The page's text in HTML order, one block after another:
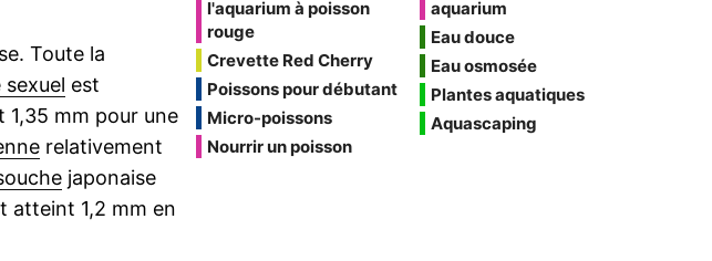
Toute la
est
1,35 mm pour une
relativement
japonaise
atteint 1,2 mm en
l'aquarium à poisson
rouge
Crevette Red Cherry
Poissons pour débutant
Micro-poissons
Nourrir un poisson
aquarium
Eau douce
Eau osmosée
Plantes aquatiques
Aquascaping